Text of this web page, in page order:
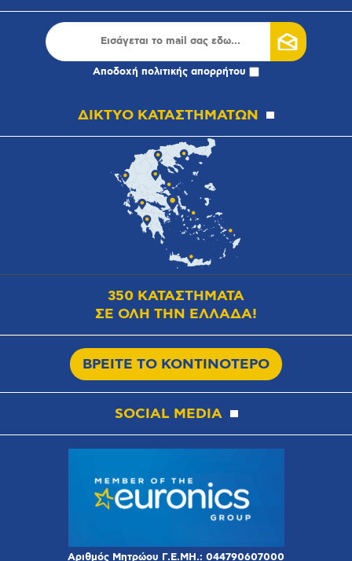
Αποδοχή πολιτικής απορρήτου
ΔΙΚΤΥΟ ΚΑΤΑΣΤΗΜΑΤΩΝ
350 ΚΑΤΑΣΤΗΜΑΤΑ
ΣΕ ΟΛΗ ΤΗΝ ΕΛΛΑΔΑ!
ΒΡΕΙΤΕ ΤΟ ΚΟΝΤΙΝΟΤΕΡΟ
SOCIAL MEDIA